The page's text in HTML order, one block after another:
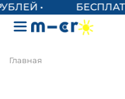
Главная